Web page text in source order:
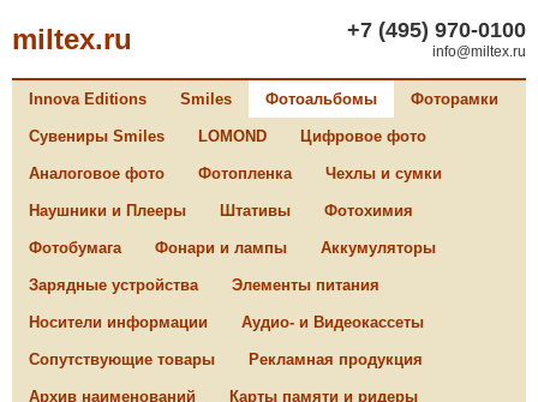
miltex.ru +7 (495) 970-0100
info@miltex.ru
Innova Editions Smiles Фотоальбомы Фоторамки
Сувениры Smiles LOMOND Цифровое фото
Аналоговое фото Фотопленка Чехлы и сумки
Наушники и Плееры Штативы Фотохимия
Фотобумага Фонари и лампы Аккумуляторы
Зарядные устройства Элементы питания
Носители информации Аудио- и Видеокассеты
Сопутствующие товары Рекламная продукция
Архив наименований Карты памяти и ридеры